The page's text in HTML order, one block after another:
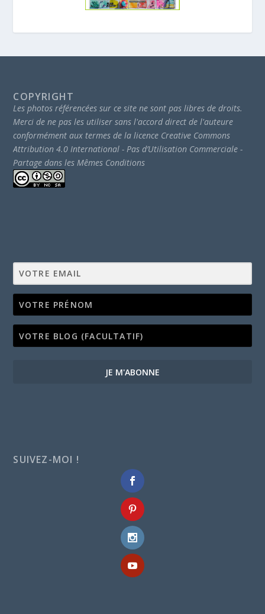
COPYRIGHT
Les photos référencées sur ce site ne sont pas libres de droits.
Merci de ne pas les utiliser sans l'accord direct de l'auteure
conformément aux termes de la licence Creative Commons
Attribution 4.0 International - Pas d’Utilisation Commerciale -
Partage dans les Mêmes Conditions
JE M'ABONNE
SUIVEZ-MOI !